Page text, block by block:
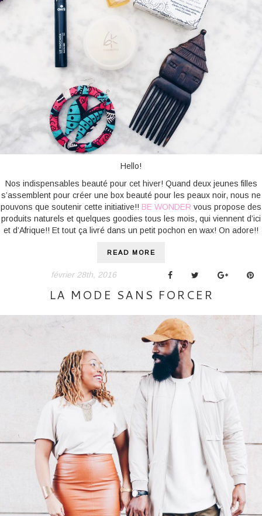
Hello!
Nos indispensables beauté pour cet hiver! Quand deux jeunes filles
s’assemblent pour créer une box beauté pour les peaux noir, nous ne
pouvons que soutenir cette initiative!! BE WONDER vous propose des
produits naturels et quelques goodies tous les mois, qui viennent d’ici
et d’Afrique!! Et tout ça livré dans un petit pochon en wax! On adore!!
READ MORE
février 28th, 2016
LA MODE SANS FORCER